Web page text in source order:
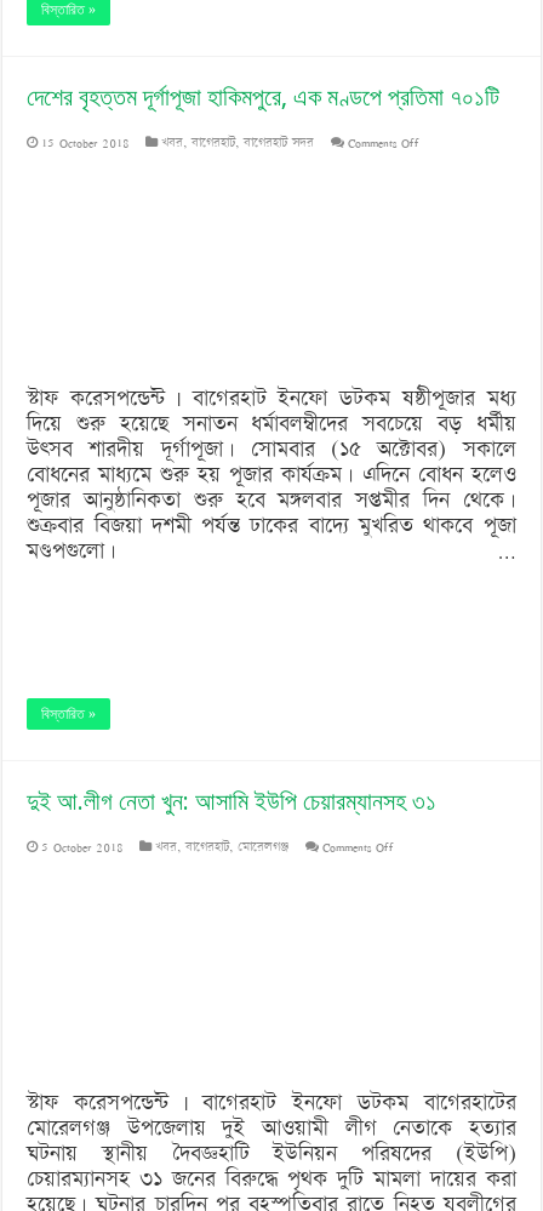
বিস্তারিত »
দেশের বৃহত্তম দূর্গাপূজা হাকিমপুরে, এক মণ্ডপে প্রতিমা ৭০১টি
15 October 2018 খবর,বাগেরহাট,বাগেরহাট সদর Comments Offon
প্রতিমা
৭০১টি
স্টাফ করেসপন্ডেন্ট | বাগেরহাট ইনফো ডটকম ষষ্ঠীপূজার মধ্য
দিয়ে শুরু হয়েছে সনাতন ধর্মাবলম্বীদের সবচেয়ে বড় ধর্মীয়
উৎসব শারদীয় দূর্গাপূজা। সোমবার (১৫ অক্টোবর) সকালে
বোধনের মাধ্যমে শুরু হয় পূজার কার্যক্রম। এদিনে বোধন হলেও
পূজার আনুষ্ঠানিকতা শুরু হবে মঙ্গলবার সপ্তমীর দিন থেকে।
শুক্রবার বিজয়া দশমী পর্যন্ত ঢাকের বাদ্যে মুখরিত থাকবে পূজা
মণ্ডপগুলো। …
বিস্তারিত »
দুই আ.লীগ নেতা খুন: আসামি ইউপি চেয়ারম্যানসহ ৩১
5 October 2018 খবর,বাগেরহাট,মোরেলগঞ্জ Comments Offon
চেয়ারম্যানসহ
৩১
স্টাফ করেসপন্ডেন্ট | বাগেরহাট ইনফো ডটকম বাগেরহাটের
মোরেলগঞ্জ উপজেলায় দুই আওয়ামী লীগ নেতাকে হত্যার
ঘটনায় স্থানীয় দৈবজ্ঞহাটি ইউনিয়ন পরিষদের (ইউপি)
চেয়ারম্যানসহ ৩১ জনের বিরুদ্ধে পৃথক দুটি মামলা দায়ের করা
হয়েছে। ঘটনার চারদিন পর বৃহস্পতিবার রাতে নিহত যুবলীগের